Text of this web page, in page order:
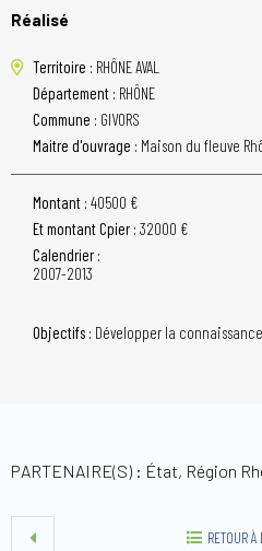
Réalisé
Territoire : RHÔNE AVAL
Département : RHÔNE
Commune : GIVORS
Maitre d'ouvrage : Maison du fleuve
Montant : 40500 €
Et montant Cpier : 32000 €
Calendrier :
2007-2013
Objectifs : Développer la
PARTENAIRE(S) : État, Région
RETOUR